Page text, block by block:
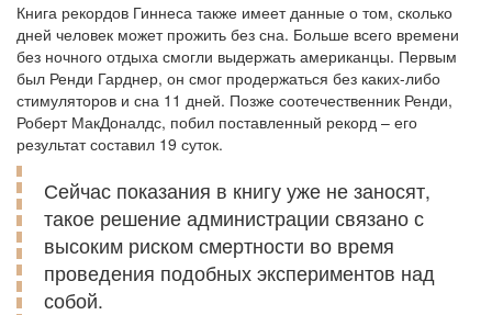
Книга рекордов Гиннеса также имеет данные о том, сколько
дней человек может прожить без сна. Больше всего времени
без ночного отдыха смогли выдержать американцы. Первым
был Ренди Гарднер, он смог продержаться без каких-либо
стимуляторов и сна 11 дней. Позже соотечественник Ренди,
Роберт МакДоналдс, побил поставленный рекорд – его
результат составил 19 суток.
Сейчас показания в книгу уже не заносят,
такое решение администрации связано с
высоким риском смертности во время
проведения подобных экспериментов над
собой.